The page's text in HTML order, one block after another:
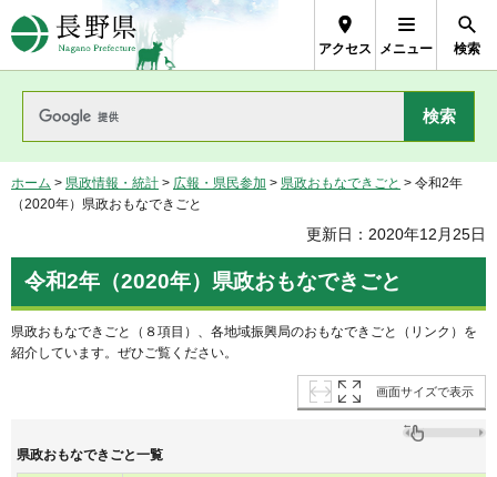
長野県Nagano Prefecture
アクセス メニュー 検索
ホーム > 県政情報・統計 > 広報・県民参加 > 県政おもなできごと > 令和2年
（2020年）県政おもなできごと
更新日：2020年12月25日
令和2年（2020年）県政おもなできごと
県政おもなできごと（８項目）、各地域振興局のおもなできごと（リンク）を
紹介しています。ぜひご覧ください。
画面サイズで表示
県政おもなできごと一覧